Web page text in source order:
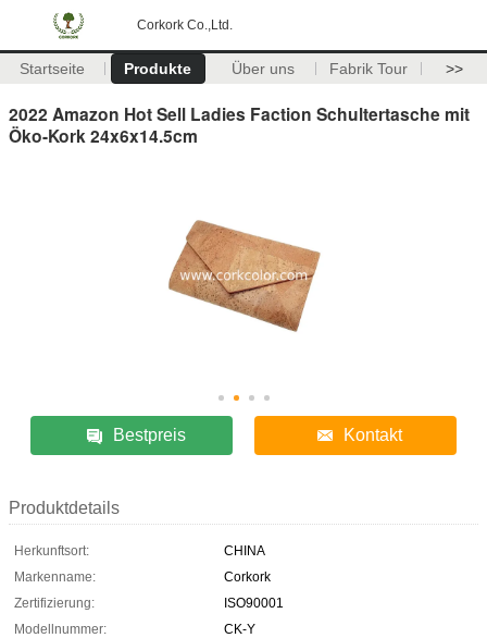
Corkork Co.,Ltd.
Startseite Produkte Über uns Fabrik Tour >>
2022 Amazon Hot Sell Ladies Faction Schultertasche mit
Öko-Kork 24x6x14.5cm
Bestpreis Kontakt
Produktdetails
Herkunftsort:
CHINA
Markenname:
Corkork
Zertifizierung:
ISO90001
Modellnummer:
CK-Y